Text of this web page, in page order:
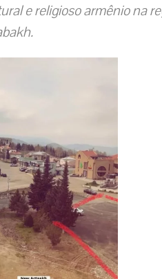
e religioso armênio na